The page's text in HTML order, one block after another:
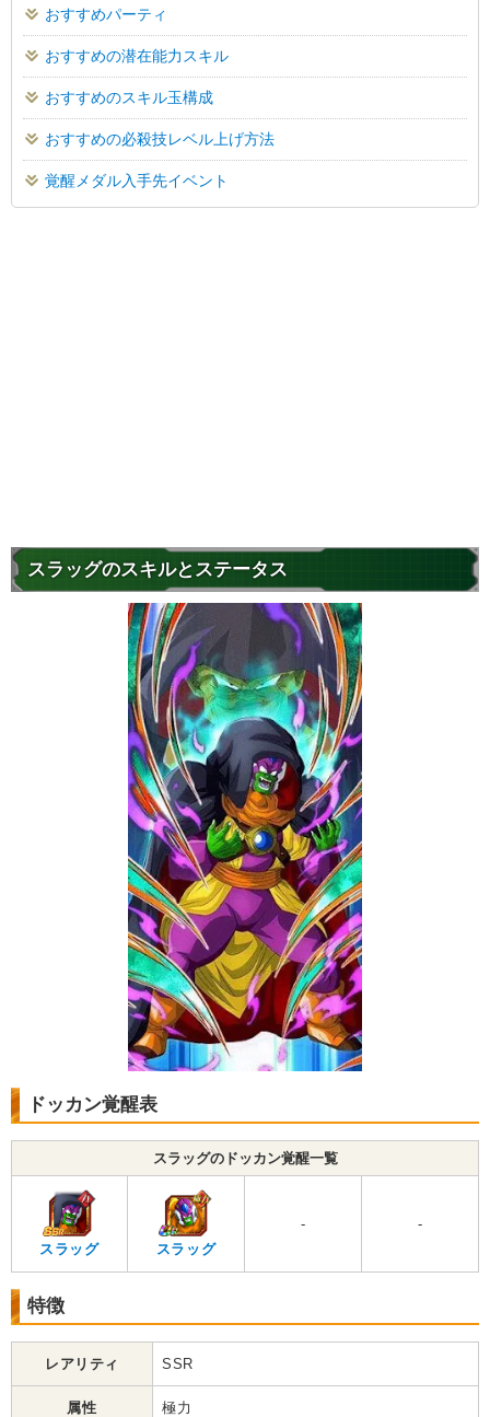
おすすめパーティ
おすすめの潜在能力スキル
おすすめのスキル玉構成
おすすめの必殺技レベル上げ方法
覚醒メダル入手先イベント
スラッグのスキルとステータス
ドッカン覚醒表
スラッグのドッカン覚醒一覧
スラッグ スラッグ
- -
特徴
レアリティ SSR
属性 極力